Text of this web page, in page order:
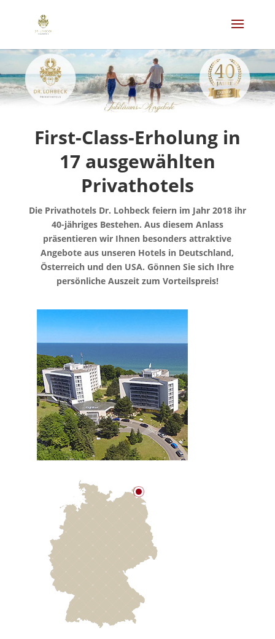
First-Class-Erholung in
17 ausgewählten
Privathotels
Die Privathotels Dr. Lohbeck feiern im Jahr 2018 ihr
40-jähriges Bestehen. Aus diesem Anlass
präsentieren wir Ihnen besonders attraktive
Angebote aus unseren Hotels in Deutschland,
Österreich und den USA. Gönnen Sie sich Ihre
persönliche Auszeit zum Vorteilspreis!